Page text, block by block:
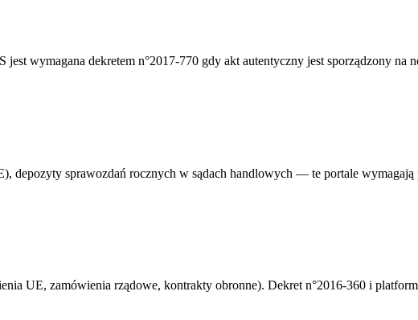
wymagana dekretem n°2017-770 gdy akt autentyczny jest sporządzony na
depozyty sprawozdań rocznych w sądach handlowych — te portale wymagają
UE, zamówienia rządowe, kontrakty obronne). Dekret n°2016-360 i